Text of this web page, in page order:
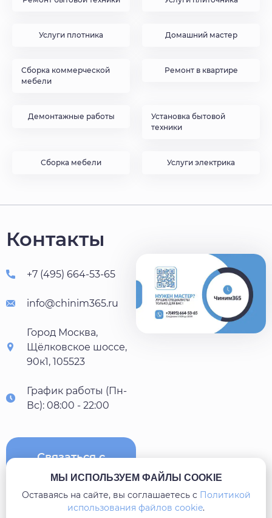
Услуги плотника Домашний мастер
Сборка коммерческой
мебели
Ремонт в квартире
Демонтажные работы
Установка бытовой
техники
Сборка мебели Услуги электрика
Контакты
+7 (495) 664-53-65
info@chinim365.ru
Город Москва,
Щёлковское шоссе,
90к1, 105523
График работы (Пн-
Вс): 08:00 - 22:00
Связаться с
МЫ ИСПОЛЬЗУЕМ ФАЙЛЫ COOKIE
Оставаясь на сайте, вы соглашаетесь c Политикой
использования файлов cookie.